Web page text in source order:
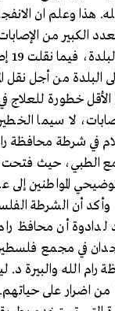
هذا وعلم ان
الكبير من
البلدة من أجل نقل
خطورة للعلاج
لا سيما
في شرطة محافظة
الطبي، حيث فتحت
توضيحي المواطنين
وأكد أن الشرطة
لدادوة أن محافظ
في مجمع
الله والبيرة د.
من اضرار على